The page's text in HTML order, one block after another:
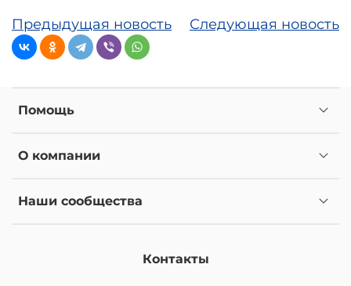
Предыдущая новость
Следующая новость
Помощь
О компании
Наши сообщества
Контакты